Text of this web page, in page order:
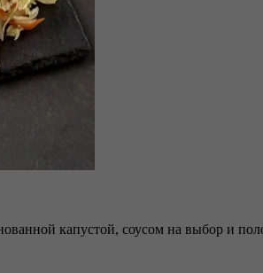
капустой, соусом на выбор и